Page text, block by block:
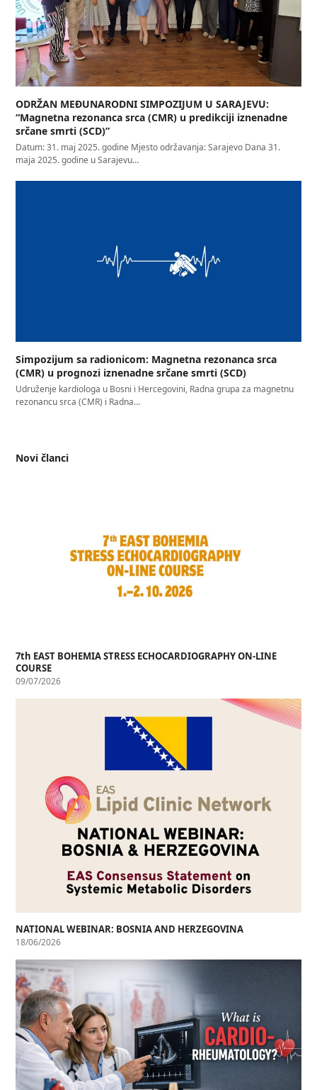
ODRŽAN MEĐUNARODNI SIMPOZIJUM U SARAJEVU:
“Magnetna rezonanca srca (CMR) u predikciji iznenadne
srčane smrti (SCD)”
Datum: 31. maj 2025. godine Mjesto održavanja: Sarajevo Dana 31.
maja 2025. godine u Sarajevu…
Simpozijum sa radionicom: Magnetna rezonanca srca
(CMR) u prognozi iznenadne srčane smrti (SCD)
Udruženje kardiologa u Bosni i Hercegovini, Radna grupa za magnetnu
rezonancu srca (CMR) i Radna…
Novi članci
7th EAST BOHEMIA STRESS ECHOCARDIOGRAPHY ON-LINE
COURSE
09/07/2026
NATIONAL WEBINAR: BOSNIA AND HERZEGOVINA
18/06/2026